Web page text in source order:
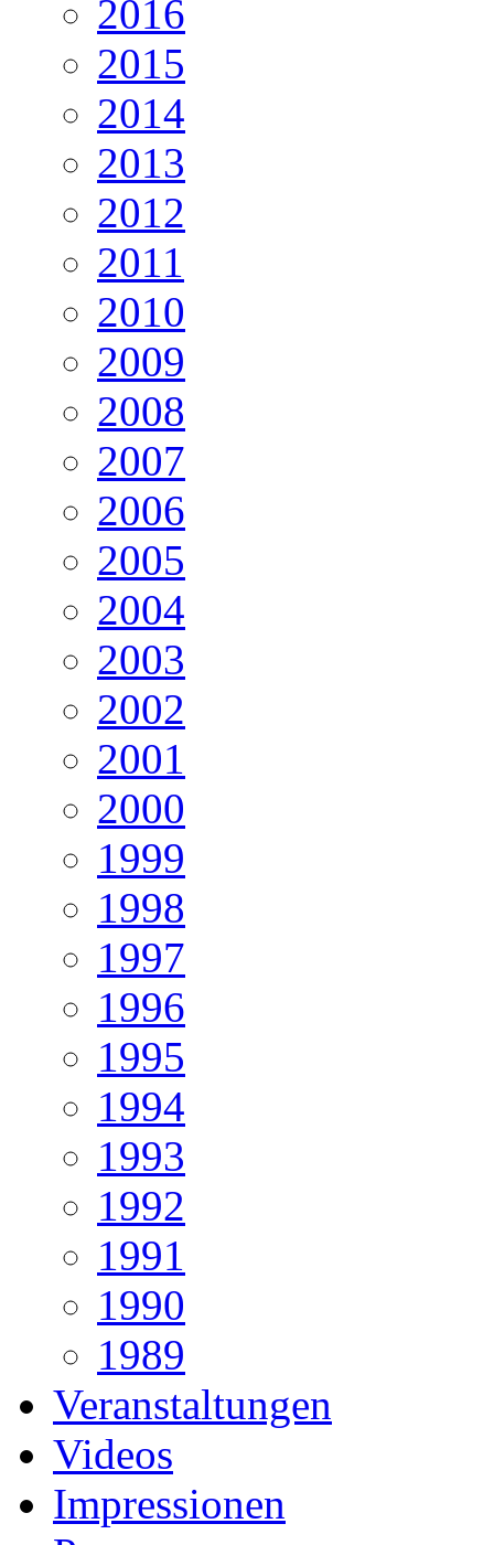
2016
2015
2014
2013
2012
2011
2010
2009
2008
2007
2006
2005
2004
2003
2002
2001
2000
1999
1998
1997
1996
1995
1994
1993
1992
1991
1990
1989
Veranstaltungen
Videos
Impressionen